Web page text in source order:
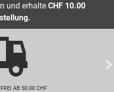
und erhalte CHF 10.00
AB 50.00 CHF